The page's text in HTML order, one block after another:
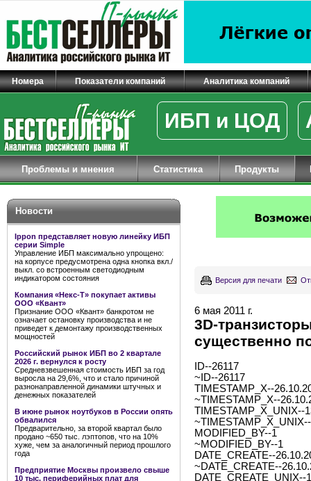
Номера Показатели компаний Аналитика компаний
ИБП и ЦОД
Проблемы и мнения Статистика Продукты
Новости
Ippon представляет новую линейку ИБП
серии Simple
Управление ИБП максимально упрощено:
на корпусе предусмотрена одна кнопка вкл./
выкл. со встроенным светодиодным
индикатором состояния
Компания «Некс-Т» покупает активы
ООО «Квант»
Признание ООО «Квант» банкротом не
означает остановку производства и не
приведет к демонтажу производственных
мощностей
Российский рынок ИБП во 2 квартале
2026 г. вернулся к росту
Средневзвешенная стоимость ИБП за год
выросла на 29,6%, что и стало причиной
разнонаправленной динамики штучных и
денежных показателей
В июне рынок ноутбуков в России опять
обвалился
Предварительно, за второй квартал было
продано ~650 тыс. лэптопов, что на 10%
хуже, чем за аналогичный период прошлого
года
Предприятие Москвы произвело свыше
10 тыс. периферийных плат для
Версия для печати
6 мая 2011 г.
3D-
существенно
ID--26117
~ID--26117
TIMESTAMP_X--
~TIMESTAMP_X--
TIMESTAMP_X_UNIX--
MODIFIED_BY--1
~MODIFIED_BY--1
DATE_CREATE--
~DATE_CREATE--
DATE_CREATE_UNIX--